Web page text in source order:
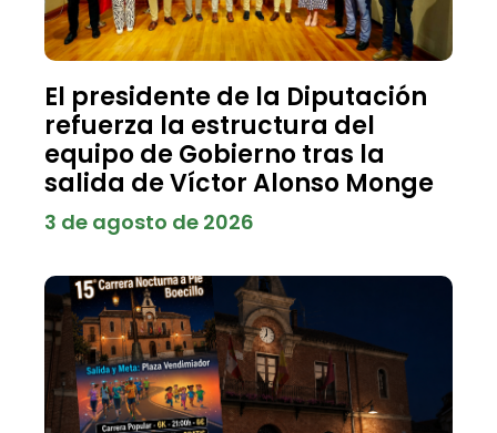
El presidente de la Diputación
refuerza la estructura del
equipo de Gobierno tras la
salida de Víctor Alonso Monge
3 de agosto de 2026